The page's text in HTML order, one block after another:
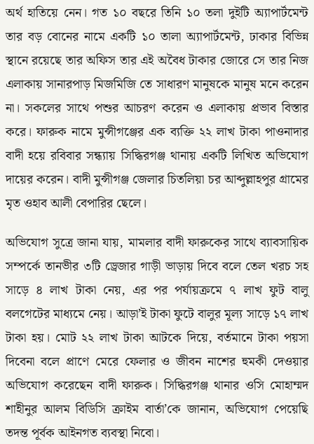
অর্থ হাতিয়ে নেন। গত ১০ বছরে তিনি ১০ তলা দুইটি অ্যাপার্টমেন্ট
তার বড় বোনের নামে একটি ১০ তালা অ্যাপার্টমেন্ট, ঢাকার বিভিন্ন
স্থানে রয়েছে তার অফিস তার এই অবৈধ টাকার জোরে সে তার নিজ
এলাকায় সানারপাড় মিজমিজি তে সাধারণ মানুষকে মানুষ মনে করেন
না। সকলের সাথে পশুর আচরণ করেন ও এলাকায় প্রভাব বিস্তার
করে। ফারুক নামে মুন্সীগঞ্জের এক ব্যক্তি ২২ লাখ টাকা পাওনাদার
বাদী হয়ে রবিবার সন্ধ্যায় সিদ্ধিরগঞ্জ থানায় একটি লিখিত অভিযোগ
দায়ের করেন। বাদী মুন্সীগঞ্জ জেলার চিতলিয়া চর আব্দুল্লাহপুর গ্রামের
মৃত ওহাব আলী বেপারির ছেলে।
অভিযোগ সুত্রে জানা যায়, মামলার বাদী ফারুকের সাথে ব্যাবসায়িক
সম্পর্কে তানভীর ৩টি ড্রেজার গাড়ী ভাড়ায় দিবে বলে তেল খরচ সহ
সাড়ে ৪ লাখ টাকা নেয়, এর পর পর্যায়ক্রমে ৭ লাখ ফুট বালু
বলগেটের মাধ্যমে নেয়। আড়া’ই টাকা ফুটে বালুর মূল্য সাড়ে ১৭ লাখ
টাকা হয়। মোট ২২ লাখ টাকা আটকে দিয়ে, বর্তমানে টাকা পয়সা
দিবেনা বলে প্রাণে মেরে ফেলার ও জীবন নাশের হুমকী দেওয়ার
অভিযোগ করেছেন বাদী ফারুক। সিদ্ধিরগঞ্জ থানার ওসি মোহাম্মদ
শাহীনুর আলম বিডিসি ক্রাইম বার্তা’কে জানান, অভিযোগ পেয়েছি
তদন্ত পূর্বক আইনগত ব্যবস্থা নিবো।